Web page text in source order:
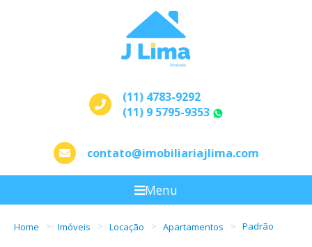
(11) 4783-9292
(11) 9 5795-9353
contato@imobiliariajlima.com
Menu
Home Imóveis Locação Apartamentos Padrão